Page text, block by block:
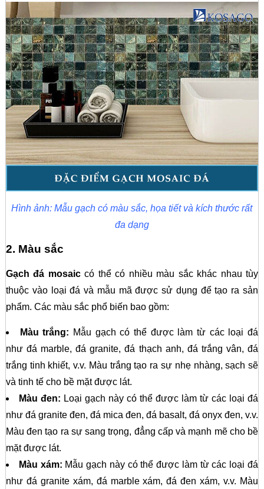
Hình ảnh: Mẫu gạch có màu sắc, họa tiết và kích thước rất
đa dạng
2. Màu sắc
Gạch đá mosaiccó thể có nhiều màu sắc khác nhau tùy
thuộc vào loại đá và mẫu mã được sử dụng để tạo ra sản
phẩm. Các màu sắc phổ biến bao gồm:
Màu trắng: Mẫu gạch có thể được làm từ các loại đá
như đá marble, đá granite, đá thạch anh, đá trắng vân, đá
trắng tinh khiết, v.v. Màu trắng tạo ra sự nhẹ nhàng, sạch sẽ
và tinh tế cho bề mặt được lát.
Màu đen: Loại gạch này có thể được làm từ các loại đá
như đá granite đen, đá mica đen, đá basalt, đá onyx đen, v.v.
Màu đen tạo ra sự sang trọng, đẳng cấp và mạnh mẽ cho bề
mặt được lát.
Màu xám: Mẫu gạch này có thể được làm từ các loại đá
như đá granite xám, đá marble xám, đá đen xám, v.v. Màu